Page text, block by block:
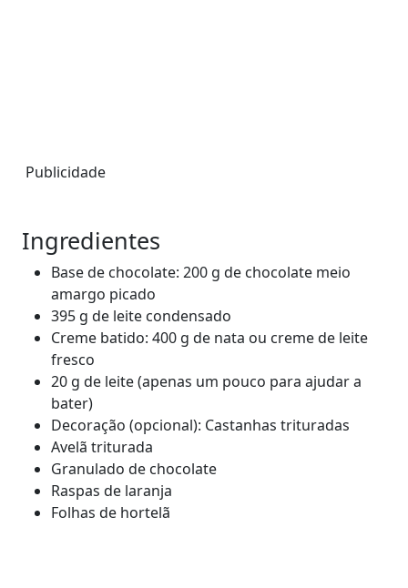
Publicidade
Ingredientes
Base de chocolate: 200 g de chocolate meio
amargo picado
395 g de leite condensado
Creme batido: 400 g de nata ou creme de leite
fresco
20 g de leite (apenas um pouco para ajudar a
bater)
Decoração (opcional): Castanhas trituradas
Avelã triturada
Granulado de chocolate
Raspas de laranja
Folhas de hortelã